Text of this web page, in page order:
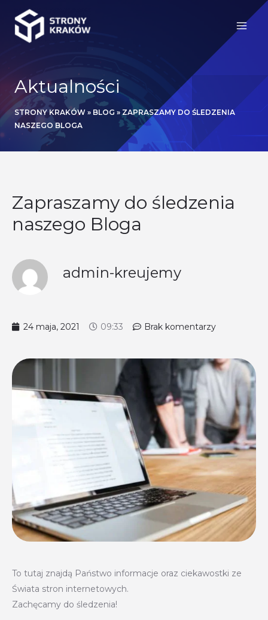
Aktualności
STRONY KRAKÓW » BLOG »ZAPRASZAMY DO ŚLEDZENIA
NASZEGO BLOGA
Zapraszamy do śledzenia
naszego Bloga
admin-kreujemy
24 maja, 2021 09:33 Brak komentarzy
To tutaj znajdą Państwo informacje oraz ciekawostki ze
Świata stron internetowych.
Zachęcamy do śledzenia!